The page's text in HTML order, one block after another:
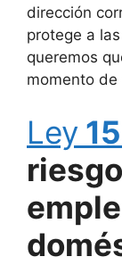
dirección
protege a
queremos
momento de
Ley